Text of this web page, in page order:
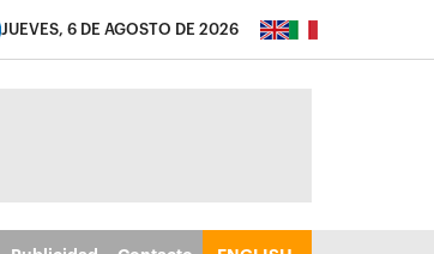
JUEVES, 6 DE AGOSTO DE 2026